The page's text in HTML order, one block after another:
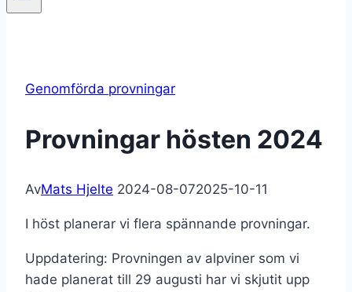
Genomförda provningar
Provningar hösten 2024
AvMats Hjelte 2024-08-072025-10-11
I höst planerar vi flera spännande provningar.
Uppdatering: Provningen av alpviner som vi
hade planerat till 29 augusti har vi skjutit upp